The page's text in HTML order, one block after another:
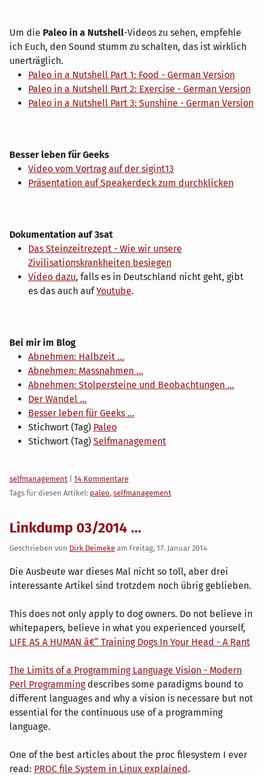
Um die Paleo in a Nutshell-Videos zu sehen, empfehle
ich Euch, den Sound stumm zu schalten, das ist wirklich
unerträglich.
Paleo in a Nutshell Part 1: Food - German Version
Paleo in a Nutshell Part 2: Exercise - German Version
Paleo in a Nutshell Part 3: Sunshine - German Version
Besser leben für Geeks
Video vom Vortrag auf der sigint13
Präsentation auf Speakerdeck zum durchklicken
Dokumentation auf 3sat
Das Steinzeitrezept - Wie wir unsere
Zivilisationskrankheiten besiegen
Video dazu, falls es in Deutschland nicht geht, gibt
es das auch aufYoutube.
Bei mir im Blog
Abnehmen: Halbzeit ...
Abnehmen: Massnahmen ...
Abnehmen: Stolpersteine und Beobachtungen ...
Der Wandel ...
Besser leben für Geeks ...
Stichwort (Tag) Paleo
Stichwort (Tag) Selfmanagement
Kategorien:
selfmanagement
14 Kommentare
Tags für diesen Artikel: paleo, selfmanagement
Linkdump 03/2014 ...
Geschrieben von Dirk Deimeke am Freitag, 17. Januar 2014
Die Ausbeute war dieses Mal nicht so toll, aber drei
interessante Artikel sind trotzdem noch übrig geblieben.
This does not only apply to dog owners. Do not believe in
whitepapers, believe in what you experienced yourself,
LIFE AS A HUMAN â€“ Training Dogs In Your Head - A Rant
The Limits of a Programming Language Vision - Modern
Perl Programmingdescribes some paradigms bound to
different languages and why a vision is necessare but not
essential for the continuous use of a programming
language.
One of the best articles about the proc filesystem I ever
read: PROC file System in Linux explained.